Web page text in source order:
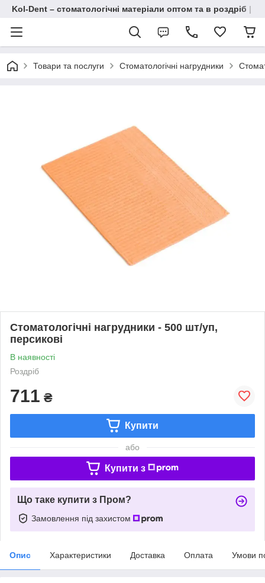
Kol-Dent – ​​стоматологічні матеріали оптом та в роздріб |
Товари та послуги Стоматологічні нагрудники
Стоматологічні нагрудники - 500 шт/уп,
персикові
В наявності
Роздріб
711 ₴
Купити
або
Купити з
Що таке купити з Пром?
Замовлення під захистом
Опис Характеристики Доставка Оплата Умови